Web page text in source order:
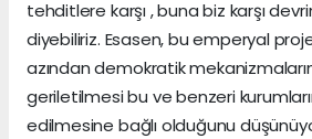
tehditlere karşı , buna biz karşı
diyebiliriz. Esasen, bu emperyal
azından demokratik
geriletilmesi bu ve benzeri
edilmesine bağlı olduğunu